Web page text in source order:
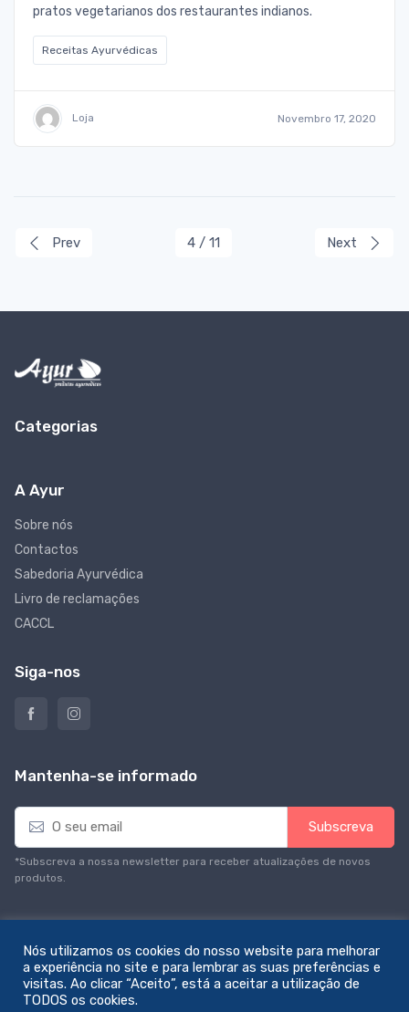
pratos vegetarianos dos restaurantes indianos.
Receitas Ayurvédicas
Loja Novembro 17, 2020
Prev 4 / 11 Next
Categorias
A Ayur
Sobre nós
Contactos
Sabedoria Ayurvédica
Livro de reclamações
CACCL
Siga-nos
Mantenha-se informado
E
a
i
l
Subscreva
*Subscreva a nossa newsletter para receber atualizações de novos
produtos.
© All rights reserved. Feito com amor porzemstudio
Nós utilizamos os cookies do nosso website para melhorar
a experiência no site e para lembrar as suas preferências e
visitas. Ao clicar “Aceito”, está a aceitar a utilização de
TODOS os cookies.